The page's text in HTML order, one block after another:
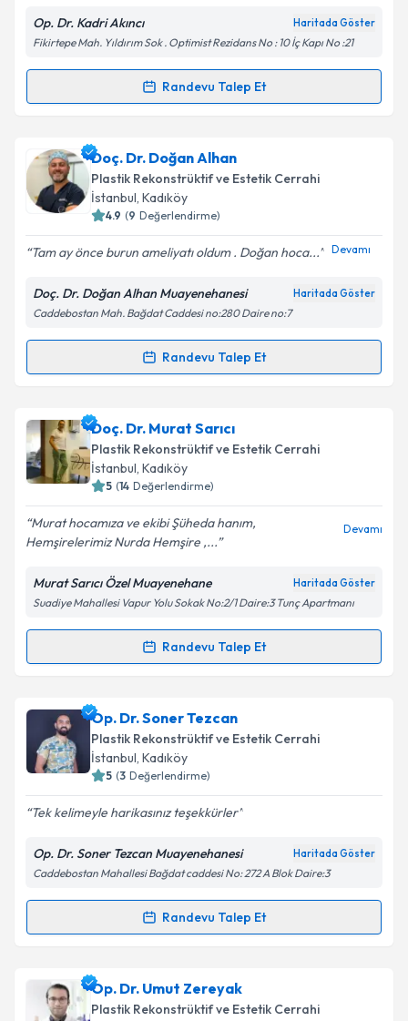
Kişisel verilerimin işlenmesine ilişkin
Metni'ni okudum ve kişisel verilerimin belirtilen
Takvim Talebini Gönder
Op. Dr. Kadri Akıncı Haritada Göster
Fikirtepe Mah. Yıldırım Sok . Optimist Rezidans No : 10 İç Kapı No :21
Randevu Talep Et
Randevu Takvimi Talebi
Op. Dr. Kadri Akıncıiçin randevu takvimi talebi
oluşturun. Size bu uzmandan randevu almanız için bir
takvim hazırlandığında e-posta ile bilgilendireceğiz.
Kişisel verilerimin işlenmesine ilişkin
Metni'ni okudum ve kişisel verilerimin belirtilen
kapsamda işlenmesini kabul ediyorum.
Doç. Dr. Doğan Alhan
Plastik Rekonstrüktif ve Estetik Cerrahi
İstanbul, Kadıköy
4.9 (9 Değerlendirme)
Tam ay önce burun ameliyatı oldum . Doğan hoca... Devamı
Doç. Dr. Doğan Alhan Muayenehanesi Haritada Göster
Caddebostan Mah. Bağdat Caddesi no:280 Daire no:7
Randevu Talep Et
Randevu Takvimi Talebi
Doç. Dr. Doğan Alhaniçin randevu takvimi talebi
oluşturun. Size bu uzmandan randevu almanız için bir
takvim hazırlandığında e-posta ile bilgilendireceğiz.
Kişisel verilerimin işlenmesine ilişkin
Aydınlatma
Metni 'ni okudum ve kişisel verilerimin belirtilen
kapsamda işlenmesini kabul ediyorum.
Doç. Dr. Murat Sarıcı
Plastik Rekonstrüktif ve Estetik Cerrahi
İstanbul, Kadıköy
5 (14 Değerlendirme)
Murat hocamıza ve ekibi Şüheda hanım,
Hemşirelerimiz Nurda Hemşire ,...
Devamı
Murat Sarıcı Özel Muayenehane Haritada Göster
Suadiye Mahallesi Vapur Yolu Sokak No:2/1 Daire:3 Tunç Apartmanı
Randevu Talep Et
Randevu Takvimi Talebi
Doç. Dr. Murat Sarıcıiçin randevu takvimi talebi
oluşturun. Size bu uzmandan randevu almanız için bir
takvim hazırlandığında e-posta ile bilgilendireceğiz.
Kişisel verilerimin işlenmesine ilişkinAydınlatma
Metni'ni okudum ve kişisel verilerimin belirtilen
kapsamda işlenmesini kabul ediyorum.
Op. Dr. Soner Tezcan
Plastik Rekonstrüktif ve Estetik Cerrahi
İstanbul, Kadıköy
5 (3 Değerlendirme)
Tek kelimeyle harikasınız teşekkürler
Op. Dr. Soner Tezcan Muayenehanesi Haritada Göster
Caddebostan Mahallesi Bağdat caddesi No: 272 A Blok Daire:3
Randevu Talep Et
Randevu Takvimi Talebi
Op. Dr. Soner Tezcaniçin randevu takvimi talebi
oluşturun. Size bu uzmandan randevu almanız için bir
Op. Dr. Umut Zereyak
Plastik Rekonstrüktif ve Estetik Cerrahi